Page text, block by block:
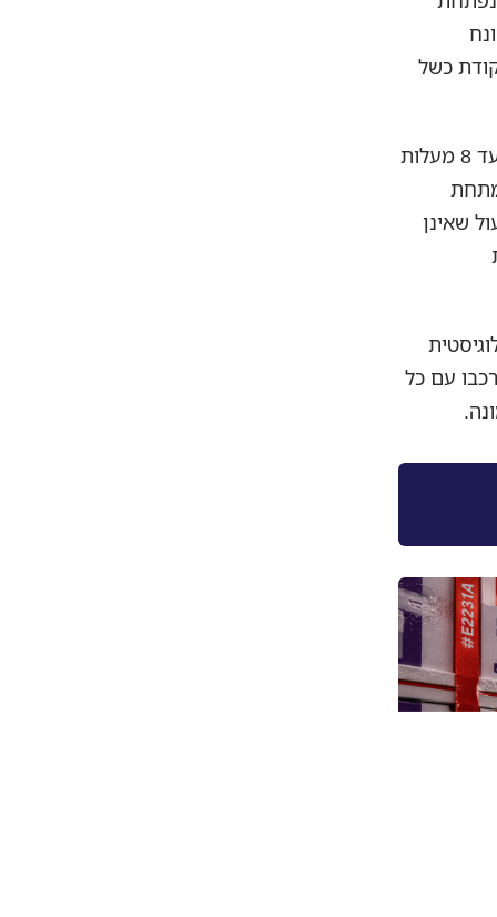
כשל
חשוב להבחין בין שני עולמות. הובלה בקירור רגיל, שעוסקת בתחום של 2 עד 8 מעלות
שאינן
עם כל